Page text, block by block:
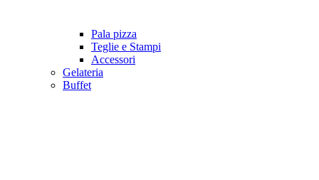
Pala pizza
Teglie e Stampi
Accessori
Gelateria
Buffet